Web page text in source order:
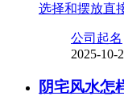
选择和摆放直
公司起名
2025-10-
阴宅风水怎